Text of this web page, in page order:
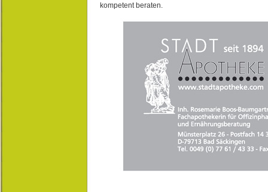
kompetent beraten.